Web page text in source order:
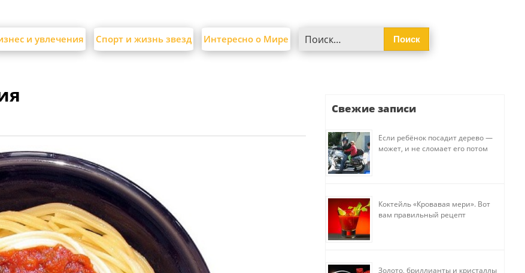
и увлечения Спорт и жизнь звезд Интересно о Мире
Свежие записи
Если ребёнок посадит дерево —
может, и не сломает его потом
Коктейль «Кровавая мери». Вот
вам правильный рецепт
Золото, бриллианты и кристаллы